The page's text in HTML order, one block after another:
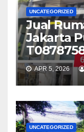
UNCATEGORIZED
Jual
Jakarta
APR 5, 2026
UNCATEGORIZED